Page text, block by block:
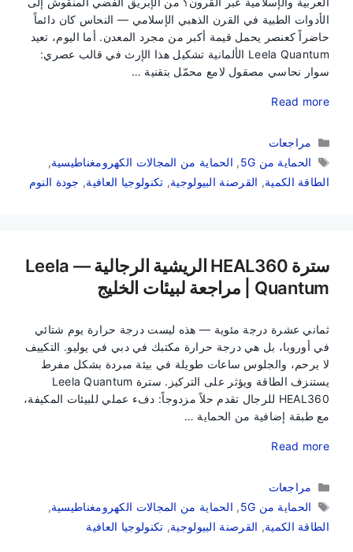
الأدوات الطبية في القرن الذهبي الإسلامي — النحاس كان دائماً
حاضراً كعنصر يحمل قيمة أكبر من مجرد المعدن. أما اليوم، تعيد
Leela Quantum الألمانية تشكيل هذا الإرث في قالب عصري:
سوار نحاسي مصقول لامع محمّل بتقنية …
Read more
التصنيفات
مراجعات
الوسوم
الحماية من 5G , الحماية من المجالات الكهرومغناطيسية,
الطاقة الكمية, القرصنة البيولوجية, تكنولوجيا العافية, جودة النوم
سترة HEAL360 الريشية الرجالية — Leela
Quantum | مراجعة لبيئات الخليج
ثماني عشرة درجة مئوية — هذه ليست درجة حرارة يوم شتائي
في أوروبا، بل هي درجة حرارة مكتبك في دبي في يوليو. التكييف
لا يرحم، والجلوس ساعات طويلة في بيئة مبردة بشكل مفرط
يستنزف الطاقة ويؤثر على التركيز. سترة Leela Quantum
HEAL360 للرجال تقدم حلاً مزدوجاً: دفء عملي للبيئات المكيفة،
مع طبقة إضافية من الحماية …
Read more
التصنيفات
مراجعات
الوسوم
الحماية من 5G , الحماية من المجالات الكهرومغناطيسية,
الطاقة الكمية, القرصنة البيولوجية, تكنولوجيا العافية